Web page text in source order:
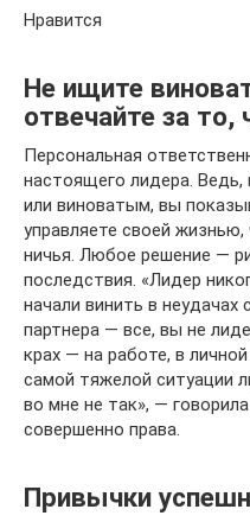
Нравится
Не ищите
отвечайте за то,
Персональная
настоящего лидера. Ведь,
или виноватым, вы
управляете своей
ничья. Любое решение —
последствия. «Лидер
начали винить в неудачах
партнера — все, вы не
крах — на работе, в
самой тяжелой ситуации
во мне не так», —
совершенно права.
Привычки